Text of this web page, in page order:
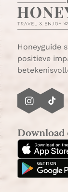
s
A
p
l
Honeyguide
positieve
I
t
a
g
r
T
T
o
k
Download